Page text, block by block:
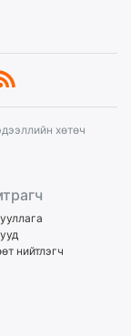
хөтөч
нийтлэгч